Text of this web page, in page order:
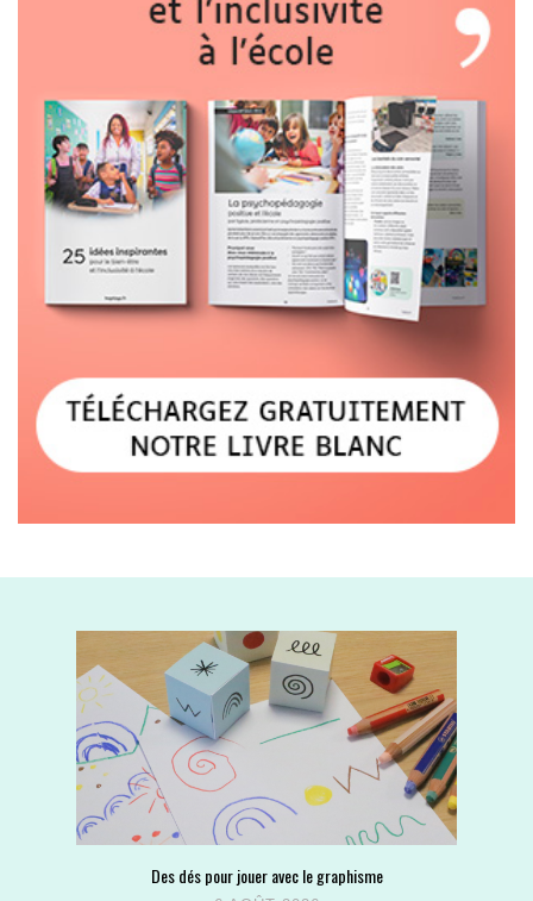
Des dés pour jouer avec le graphisme